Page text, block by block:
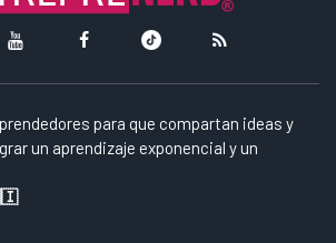
para que compartan ideas y
un aprendizaje exponencial y un